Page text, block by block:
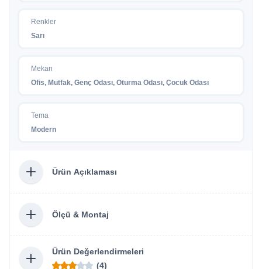
Renkler
Sarı
Mekan
Ofis, Mutfak, Genç Odası, Oturma Odası, Çocuk Odası
Tema
Modern
Ürün Açıklaması
Ölçü & Montaj
Ürün Değerlendirmeleri
(4)